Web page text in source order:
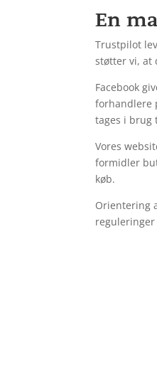
En
Trustpilot
støtter vi, at
Facebook
forhandlere
tages i brug
Vores
formidler
køb.
Orientering